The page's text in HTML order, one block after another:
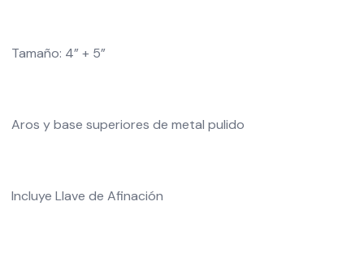
Tamaño: 4” + 5”
Aros y base superiores de metal pulido
Incluye Llave de Afinación